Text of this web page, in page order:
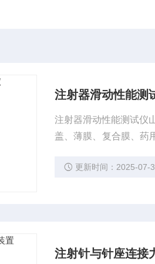
注射器滑动性能测
注射器滑动性能测试仪
盖、薄膜、复合膜、药
更新时间：2025-07-
注射针与针座连接